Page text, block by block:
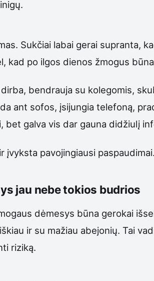
Sukčiai labai gerai supranta,
kad po ilgos dienos žmogus
bendrauja su kolegomis,
ant sofos, įsijungia telefoną,
bet galva vis dar gauna didžiulį
įvyksta pavojingiausi paspaudimai.
jau nebe tokios budrios
dėmesys būna gerokai
ir su mažiau abejonių. Tai
riziką.